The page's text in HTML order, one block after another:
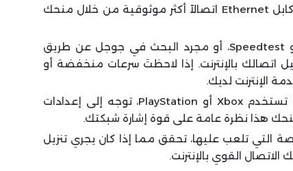
: كبديل أفضل لشبكة Wi-Fi، يوفر كابل Ethernet اتصالاً أكثر موثوقية من خلال منحك
: باستخدام خدمات مثل Fast أو Speedtest، أو مجرد البحث في جوجل عن طريق
اتصالك بالإنترنت. إذا لاحظتَ سرعات منخفضة أو
الإنترنت لديك.
: إذا كنت تستخدم Xbox أو PlayStation، توجه إلى إعدادات
هذا نظرة عامة على قوة إشارة شبكتك.
التي تلعب عليها، تحقق مما إذا كان يجري تنزيل
القوي بالإنترنت.